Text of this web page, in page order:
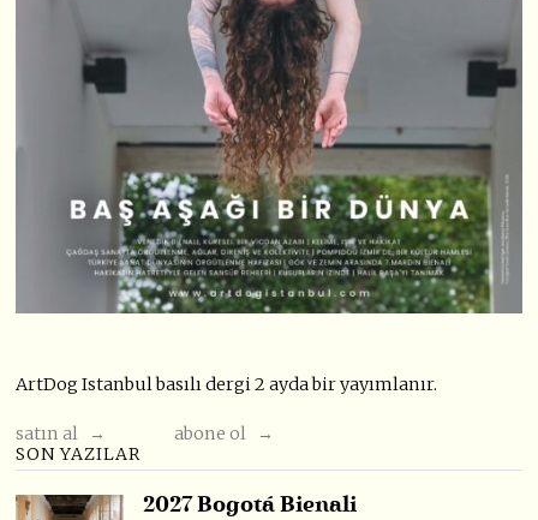
ArtDog Istanbul basılı dergi 2 ayda bir yayımlanır.
satın al →
abone ol →
SON YAZILAR
2027 Bogotá Bienali